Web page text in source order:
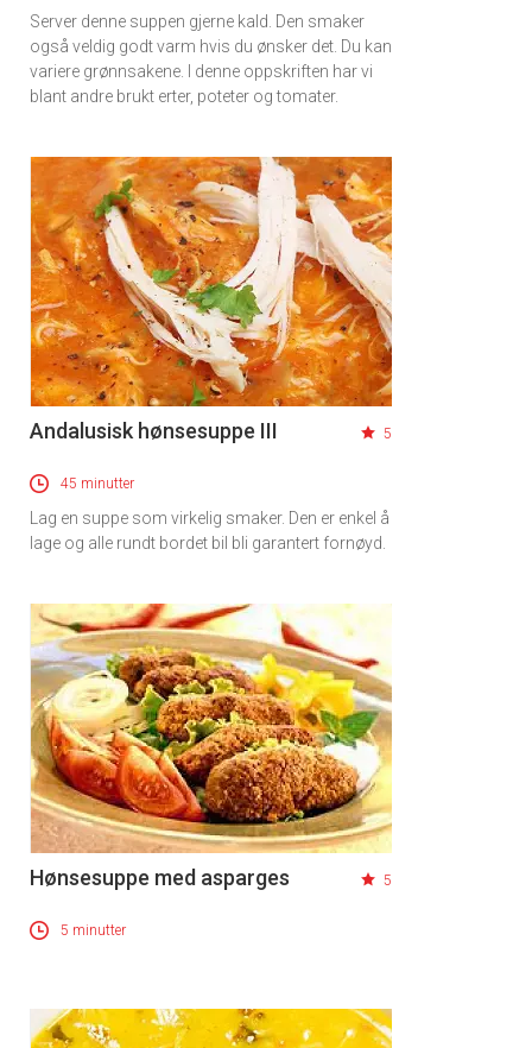
Server denne suppen gjerne kald. Den smaker
også veldig godt varm hvis du ønsker det. Du kan
variere grønnsakene. I denne oppskriften har vi
blant andre brukt erter, poteter og tomater.
Andalusisk hønsesuppe III 5
45 minutter
Lag en suppe som virkelig smaker. Den er enkel å
lage og alle rundt bordet bil bli garantert fornøyd.
Hønsesuppe med asparges 5
5 minutter